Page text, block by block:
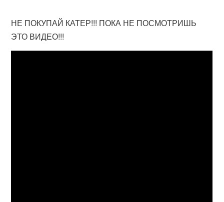
НЕ ПОКУПАЙ КАТЕР!!! ПОКА НЕ ПОСМОТРИШЬ
ЭТО ВИДЕО!!!